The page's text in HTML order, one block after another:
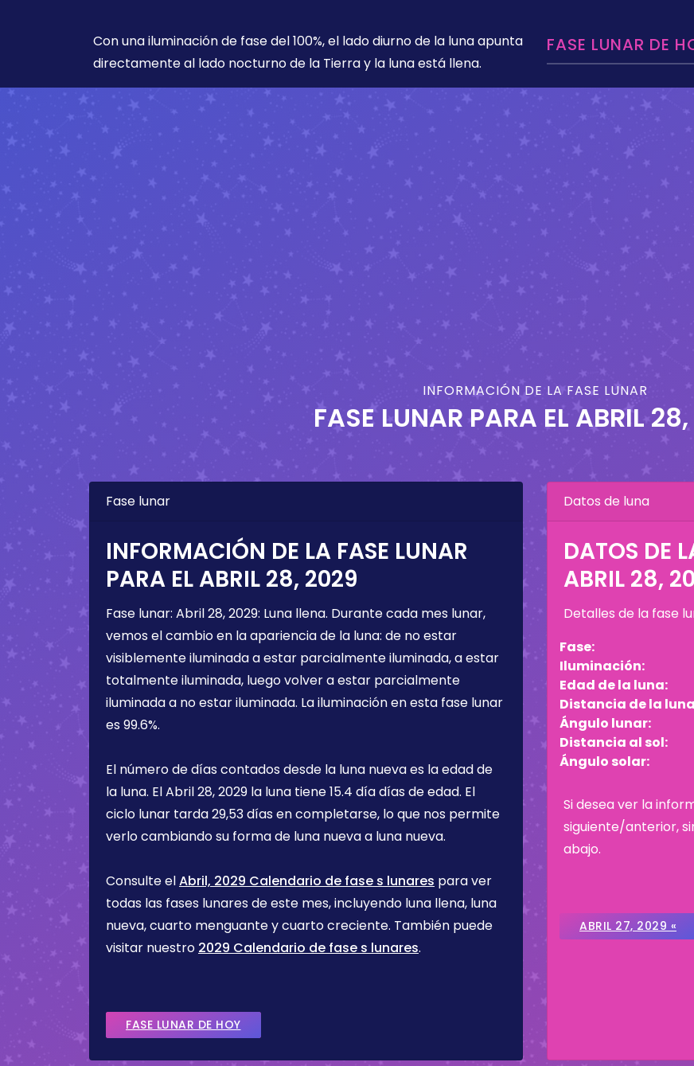
Con una iluminación de fase del 100%, el lado diurno de la luna apunta
directamente al lado nocturno de la Tierra y la luna está llena.
FASE LUNAR DE
INFORMACIÓN DE LA FASE LUNAR
FASE LUNAR PARA ELABRIL
Fase lunar
INFORMACIÓN DE LA FASE LUNAR
PARA EL ABRIL 28, 2029
Fase lunar: Abril 28, 2029: Luna llena. Durante cada mes lunar,
vemos el cambio en la apariencia de la luna: de no estar
visiblemente iluminada a estar parcialmente iluminada, a estar
totalmente iluminada, luego volver a estar parcialmente
iluminada a no estar iluminada. La iluminación en esta fase lunar
es 99.6%.
El número de días contados desde la luna nueva es la edad de
la luna. ElAbril 28, 2029 la luna tiene15.4 díadías de edad. El
ciclo lunar tarda 29,53 días en completarse, lo que nos permite
verlo cambiando su forma de luna nueva a luna nueva.
Consulte elAbril, 2029 Calendario de fase s lunares para ver
todas las fases lunares de este mes, incluyendo luna llena, luna
nueva, cuarto menguante y cuarto creciente. También puede
visitar nuestro 2029 Calendario de fase s lunares.
FASE LUNAR DE HOY
Datos de luna
DATOS DE
ABRIL 28,
Detalles de la fase
Fase:
Iluminación:
Edad de la luna:
Distancia de la
Ángulo lunar:
Distancia al sol:
Ángulo solar:
Si desea ver la
siguiente/anterior,
abajo.
ABRIL 27, 2029 «